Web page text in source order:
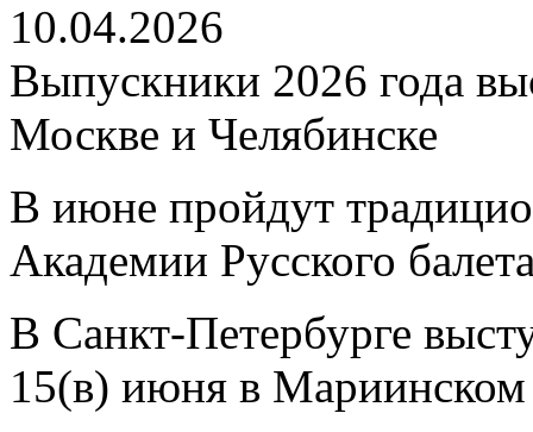
10.04.2026
Выпускники 2026 года
Москве и Челябинске
В июне пройдут
Академии Русского
В Санкт-Петербурге
15(в) июня в Мариинском